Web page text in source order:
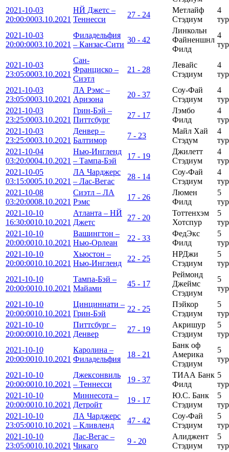
2021-10-03
20:00:0003.10.2021
НЙ Джетс –
Теннесси
27 - 24
Метлайф
Стэдиум
4
тур
2021-10-03
20:00:0003.10.2021
Филадельфия
– Канзас-Сити
30 - 42
Линкольн
Файненшнл
Филд
4
тур
2021-10-03
23:05:0003.10.2021
Сан-
Франциско –
Сиэтл
21 - 28
Левайс
Стэдиум
4
тур
2021-10-03
23:05:0003.10.2021
ЛА Рэмс –
Аризона
20 - 37
Соу-Фай
Стэдиум
4
тур
2021-10-03
23:25:0003.10.2021
Грин-Бэй –
Питтсбург
27 - 17
Лэмбо
Филд
4
тур
2021-10-03
23:25:0003.10.2021
Денвер –
Балтимор
7 - 23
Майл Хай
Стэдум
4
тур
2021-10-04
03:20:0004.10.2021
Нью-Ингленд
– Тампа-Бэй
17 - 19
Джилетт
Стэдиум
4
тур
2021-10-05
03:15:0005.10.2021
ЛА Чарджерс
– Лас-Вегас
28 - 14
Соу-Фай
Стэдиум
4
тур
2021-10-08
03:20:0008.10.2021
Сиэтл – ЛА
Рэмс
17 - 26
Люмен
Филд
5
тур
2021-10-10
16:30:0010.10.2021
Атланта – НЙ
Джетс
27 - 20
Тоттенхэм
Хотспур
5
тур
2021-10-10
20:00:0010.10.2021
Вашингтон –
Нью-Орлеан
22 - 33
ФедЭкс
Филд
5
тур
2021-10-10
20:00:0010.10.2021
Хьюстон –
Нью-Ингленд
22 - 25
НРДжи
Стэдиум
5
тур
2021-10-10
20:00:0010.10.2021
Тампа-Бэй –
Майами
45 - 17
Реймонд
Джеймс
Стэдиум
5
тур
2021-10-10
20:00:0010.10.2021
Цинциннати –
Грин-Бэй
22 - 25
Пэйкор
Стэдиум
5
тур
2021-10-10
20:00:0010.10.2021
Питтсбург –
Денвер
27 - 19
Акришур
Стэдиум
5
тур
2021-10-10
20:00:0010.10.2021
Каролина –
Филадельфия
18 - 21
Банк оф
Америка
Стэдиум
5
тур
2021-10-10
20:00:0010.10.2021
Джексонвиль
– Теннесси
19 - 37
ТИАА Банк
Филд
5
тур
2021-10-10
20:00:0010.10.2021
Миннесота –
Детройт
19 - 17
Ю.С. Банк
Стэдиум
5
тур
2021-10-10
23:05:0010.10.2021
ЛА Чарджерс
– Кливленд
47 - 42
Соу-Фай
Стэдиум
5
тур
2021-10-10
23:05:0010.10.2021
Лас-Вегас –
Чикаго
9 - 20
Алиджент
Стэдиум
5
тур